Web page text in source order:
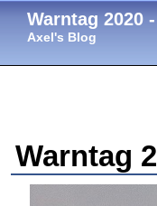
Warntag 2020
Axel's Blog
Warntag